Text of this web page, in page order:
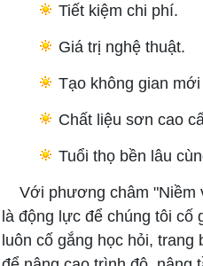
Tiết kiệm chi phí.
Giá trị nghệ thuật.
Tạo không gian
Chất liệu sơn cao
Tuổi thọ bền lâu
Với phương châm "Niềm
là động lực để chúng tôi cố
luôn cố gắng học hỏi, trang